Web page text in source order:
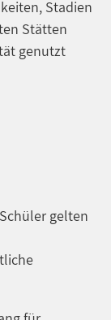
Stadien
Stätten
genutzt
gelten